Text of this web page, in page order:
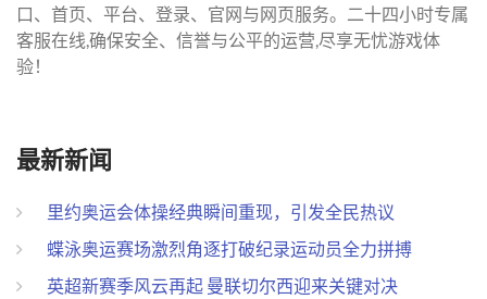
口、首页、平台、登录、官网与网页服务。二十四小时专属
客服在线,确保安全、信誉与公平的运营,尽享无忧游戏体
验！
最新新闻
里约奥运会体操经典瞬间重现，引发全民热议
蝶泳奥运赛场激烈角逐打破纪录运动员全力拼搏
英超新赛季风云再起 曼联切尔西迎来关键对决